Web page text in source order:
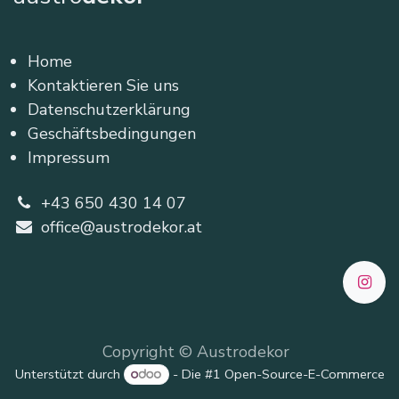
Home
Kontaktieren Sie uns
Datenschutzerklärung
Geschäftsbedingungen
Impressum
+43 650 430 14 07
office@austrodekor.at
Copyright © Austrodekor
Unterstützt durch - Die #1 Open-Source-E-Commerce